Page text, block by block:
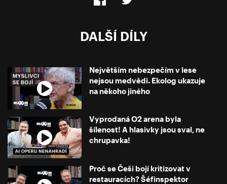
DALŠÍ DÍLY
Největším nebezpečím v lese
nejsou medvědi. Ekolog ukazuje
na někoho jiného
Vyprodaná O2 arena byla
šílenost! A hlasivky jsou sval, ne
chrupavka!
Proč se Češi bojí kritizovat v
restauracích? Šéfinspektor